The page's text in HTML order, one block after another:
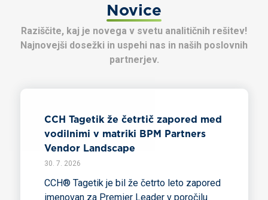
Novice
Raziščite, kaj je novega v svetu analitičnih rešitev!
Najnovejši dosežki in uspehi nas in naših poslovnih
partnerjev.
CCH Tagetik že četrtič zapored med
vodilnimi v matriki BPM Partners
Vendor Landscape
30. 7. 2026
CCH® Tagetik je bil že četrto leto zapored
imenovan za Premier Leader v poročilu